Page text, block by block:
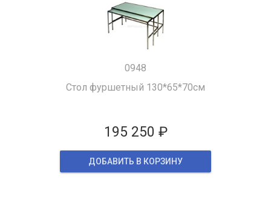
0948
Стол фуршетный 130*65*70см
195 250 ₽
ДОБАВИТЬ В КОРЗИНУ